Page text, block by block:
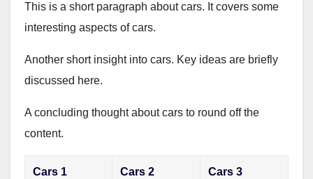
This is a short paragraph about cars. It covers some
interesting aspects of cars.
Another short insight into cars. Key ideas are briefly
discussed here.
A concluding thought about cars to round off the
content.
Cars 1 Cars 2 Cars 3